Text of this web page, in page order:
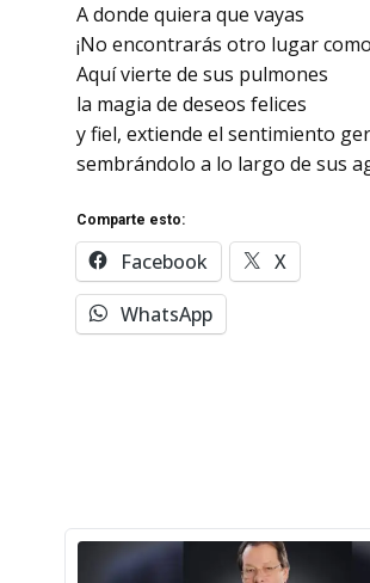
A donde quiera que vayas
¡No encontrarás otro lugar
Aquí vierte de sus pulmones
la magia de deseos felices
y fiel, extiende el sentimiento
sembrándolo a lo largo de sus
Comparte esto:
Facebook
X
WhatsApp